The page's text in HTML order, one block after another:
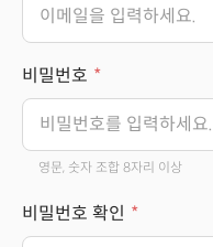
비밀번호
영문, 숫자 조합 8자리 이상
비밀번호 확인